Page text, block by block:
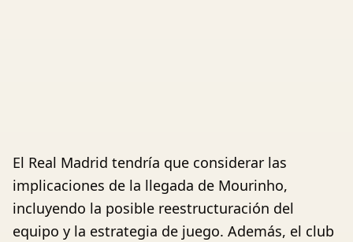
El Real Madrid tendría que considerar las
implicaciones de la llegada de Mourinho,
incluyendo la posible reestructuración del
equipo y la estrategia de juego. Además, el club